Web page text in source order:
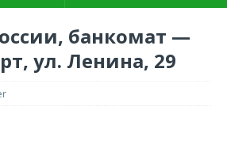
банкомат —
ул. Ленина, 29